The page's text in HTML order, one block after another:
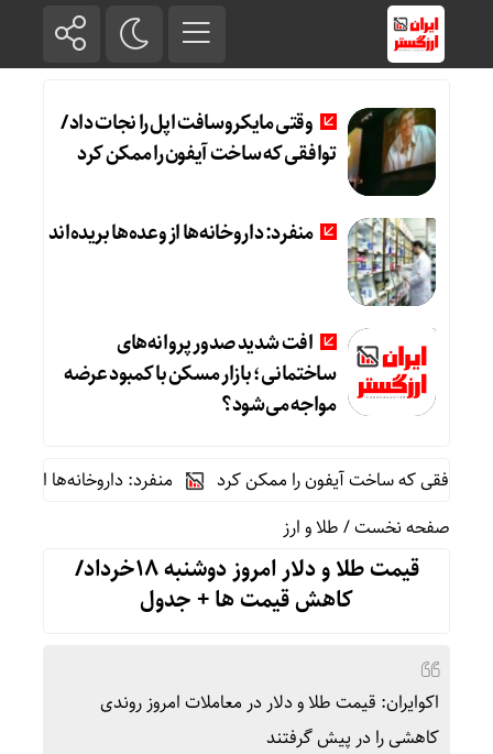
وقتی مایکروسافت اپل را نجات داد /
توافقی که ساخت آیفون را ممکن کرد
منفرد: داروخانه‌ها از وعده‌ها بریده‌اند
افت شدید صدور پروانه‌های
ساختمانی؛ بازار مسکن با کمبود عرضه
مواجه می‌شود؟
که ساخت آیفون را ممکن کرد
منفرد: داروخانه‌ها از وعده‌ها
صفحه نخست/طلا و ارز
قیمت طلا و دلار امروز دوشنبه 18خرداد/
کاهش قیمت ها + جدول
اکوایران: قیمت طلا و دلار در معاملات امروز روندی
کاهشی را در پیش گرفتند